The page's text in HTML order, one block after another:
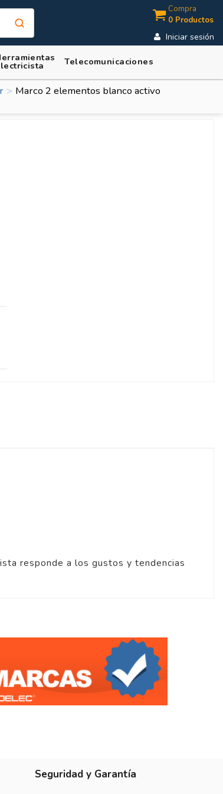
Compra
0 Productos
Iniciar sesión
Telecomunicaciones
Marco 2 elementos blanco activo
responde a los gustos y tendencias
Seguridad y Garantía